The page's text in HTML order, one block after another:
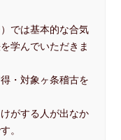
では基本的な合気
学んでいただきま
・対象ヶ条稽古を
がする人が出なか
。